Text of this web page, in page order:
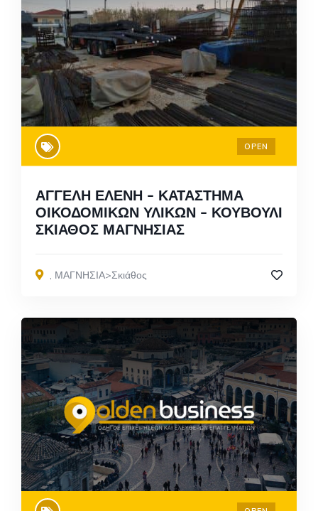
OPEN
ΑΓΓΕΛΗ ΕΛΕΝΗ – ΚΑΤΑΣΤΗΜΑ
ΟΙΚΟΔΟΜΙΚΩΝ ΥΛΙΚΩΝ – ΚΟΥΒΟΥΛΙ
ΣΚΙΑΘΟΣ ΜΑΓΝΗΣΙΑΣ
ΜΑΓΝΗΣΙΑ>Σκιάθος